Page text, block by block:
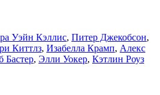
Уэйн Кэллис, Питер Джекобсон,
Киттлз, Изабелла Крамп, Алекс
Бастер, Элли Уокер, Кэтлин Роуз